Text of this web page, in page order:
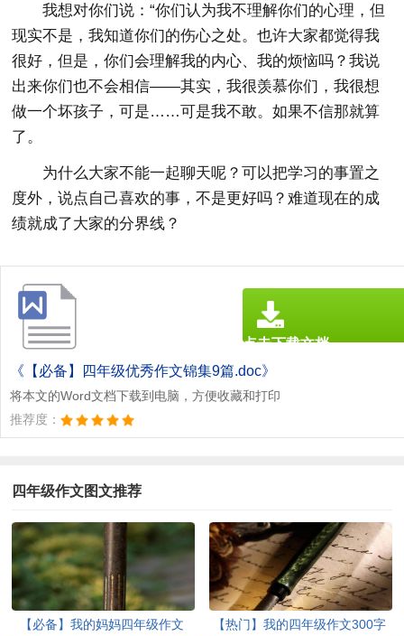
我想对你们说：“你们认为我不理解你们的心理，但
现实不是，我知道你们的伤心之处。也许大家都觉得我
很好，但是，你们会理解我的内心、我的烦恼吗？我说
出来你们也不会相信——其实，我很羡慕你们，我很想
做一个坏孩子，可是……可是我不敢。如果不信那就算
了。
为什么大家不能一起聊天呢？可以把学习的事置之
度外，说点自己喜欢的事，不是更好吗？难道现在的成
绩就成了大家的分界线？
《【必备】四年级优秀作文锦集9篇.doc》
将本文的Word文档下载到电脑，方便收藏和打印
推荐度：
点击下载文档
文档为doc格式
四年级作文图文推荐
【必备】我的妈妈四年级作文
【热门】我的四年级作文300字